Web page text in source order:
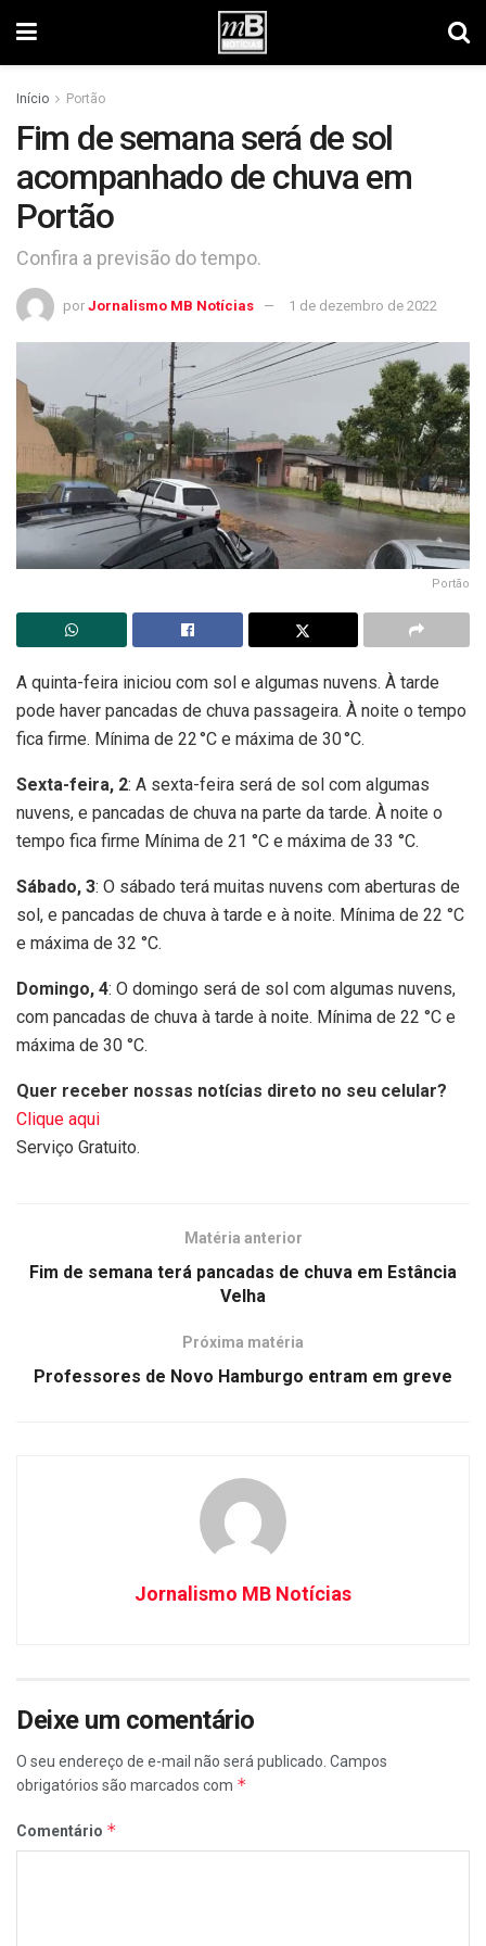
Início Portão
Fim de semana será de sol
acompanhado de chuva em
Portão
Confira a previsão do tempo.
por Jornalismo MB Notícias 1 de dezembro de 2022
Portão
A quinta-feira iniciou com sol e algumas nuvens. À tarde
pode haver pancadas de chuva passageira. À noite o tempo
fica firme. Mínima de 22 °C e máxima de 30 °C.
Sexta-feira, 2: A sexta-feira será de sol com algumas
nuvens, e pancadas de chuva na parte da tarde. À noite o
tempo fica firme Mínima de 21 °C e máxima de 33 °C.
Sábado, 3: O sábado terá muitas nuvens com aberturas de
sol, e pancadas de chuva à tarde e à noite. Mínima de 22 °C
e máxima de 32 °C.
Domingo, 4: O domingo será de sol com algumas nuvens,
com pancadas de chuva à tarde à noite. Mínima de 22 °C e
máxima de 30 °C.
Quer receber nossas notícias direto no seu celular?
Clique aqui
Serviço Gratuito.
Matéria anterior
Fim de semana terá pancadas de chuva em Estância
Velha
Próxima matéria
Professores de Novo Hamburgo entram em greve
Jornalismo MB Notícias
Deixe um comentário
O seu endereço de e-mail não será publicado. Campos
obrigatórios são marcados com *
Comentário *